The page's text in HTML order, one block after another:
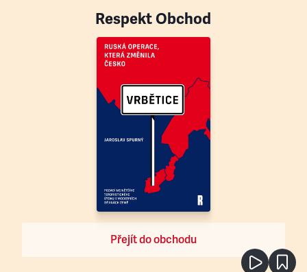
Respekt Obchod
Přejít do obchodu